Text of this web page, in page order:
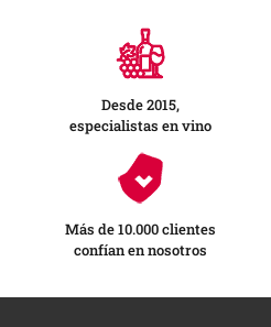
Desde 2015,
especialistas en vino
Más de 10.000 clientes
confían en nosotros